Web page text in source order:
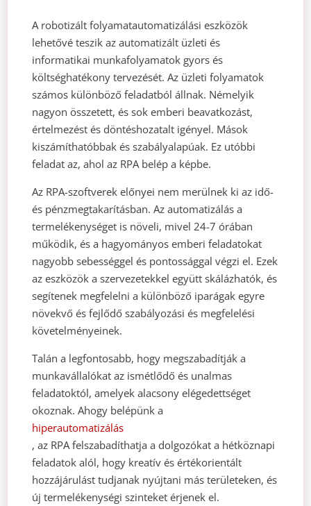
A robotizált folyamatautomatizálási eszközök
lehetővé teszik az automatizált üzleti és
informatikai munkafolyamatok gyors és
költséghatékony tervezését. Az üzleti folyamatok
számos különböző feladatból állnak. Némelyik
nagyon összetett, és sok emberi beavatkozást,
értelmezést és döntéshozatalt igényel. Mások
kiszámíthatóbbak és szabályalapúak. Ez utóbbi
feladat az, ahol az RPA belép a képbe.
Az RPA-szoftverek előnyei nem merülnek ki az idő-
és pénzmegtakarításban. Az automatizálás a
termelékenységet is növeli, mivel 24-7 órában
működik, és a hagyományos emberi feladatokat
nagyobb sebességgel és pontossággal végzi el. Ezek
az eszközök a szervezetekkel együtt skálázhatók, és
segítenek megfelelni a különböző iparágak egyre
növekvő és fejlődő szabályozási és megfelelési
követelményeinek.
Talán a legfontosabb, hogy megszabadítják a
munkavállalókat az ismétlődő és unalmas
feladatoktól, amelyek alacsony elégedettséget
okoznak. Ahogy belépünk a
hiperautomatizálás
, az RPA felszabadíthatja a dolgozókat a hétköznapi
feladatok alól, hogy kreatív és értékorientált
hozzájárulást tudjanak nyújtani más területeken, és
új termelékenységi szinteket érjenek el.